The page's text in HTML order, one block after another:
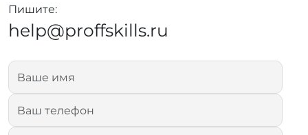
Пишите:
help@proffskills.ru